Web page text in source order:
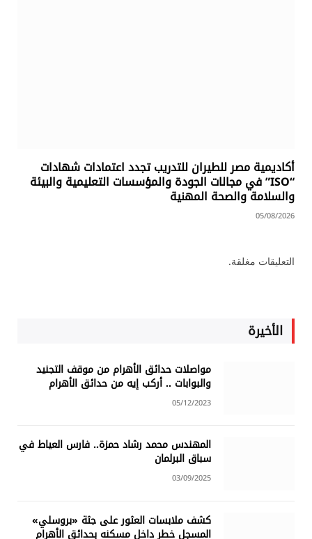
أكاديمية مصر للطيران للتدريب تجدد اعتمادات شهادات
“ISO” في مجالات الجودة والمؤسسات التعليمية والبيئة
والسلامة والصحة المهنية
05/08/2026
التعليقات مغلقة.
الأخيرة
مواصلات حدائق الأهرام من موقف التجنيد
والبوابات .. أركب إيه من حدائق الأهرام
05/12/2023
المهندس محمد رشاد حمزة.. فارس العياط في
سباق البرلمان
03/09/2025
كشف ملابسات العثور على جثة «بروسلي»
المسجل خطر داخل مسكنه بحدائق الأهرام